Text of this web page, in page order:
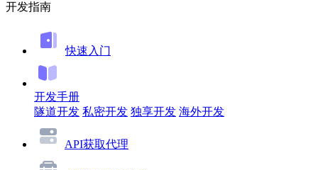
开发指南
快速入门
开发手册
隧道开发 私密开发 独享开发 海外开发
API获取代理